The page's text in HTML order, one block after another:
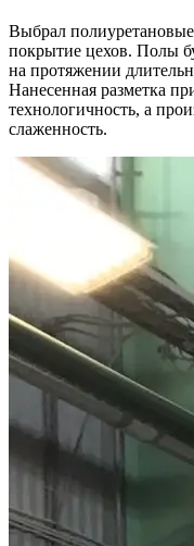
Выбрал
покрытие цехов. Полы
на протяжении
Нанесенная разметка
технологичность, а
слаженность.